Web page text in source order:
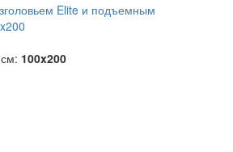
Elite и подъемным
100x200